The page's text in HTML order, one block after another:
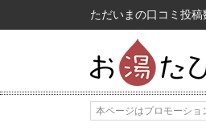
ただいまの口コミ投稿
本ページはプロモーショ